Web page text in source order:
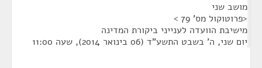
מושב שני
<פרוטוקול מס' 79 >
מישיבת הוועדה לענייני ביקורת המדינה
יום שני, ה' בשבט התשע"ד (06 בינואר 2014), שעה 11:00